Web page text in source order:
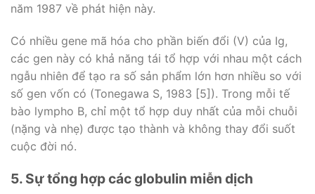
năm 1987 về phát hiện này.
Có nhiều gene mã hóa cho phần biến đổi (V) của Ig,
các gen này có khả năng tái tổ hợp với nhau một cách
ngẫu nhiên để tạo ra số sản phẩm lớn hơn nhiều so với
số gen vốn có (Tonegawa S, 1983 [5]). Trong mỗi tế
bào lympho B, chỉ một tổ hợp duy nhất của mỗi chuỗi
(nặng và nhẹ) được tạo thành và không thay đổi suốt
cuộc đời nó.
5. Sự tổng hợp các globulin miễn dịch